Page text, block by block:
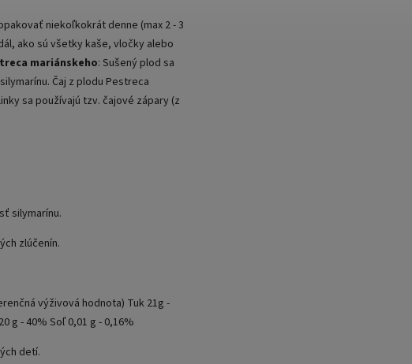
niekoľkokrát denne (max 2 - 3
ako sú všetky kaše, vločky alebo
mariánskeho: Sušený plod sa
Čaj z plodu Pestreca
sa používajú tzv. čajové zápary (z
silymarínu.
zlúčenín.
výživová hodnota) Tuk 21g -
g - 40% Soľ 0,01 g - 0,16%
detí.